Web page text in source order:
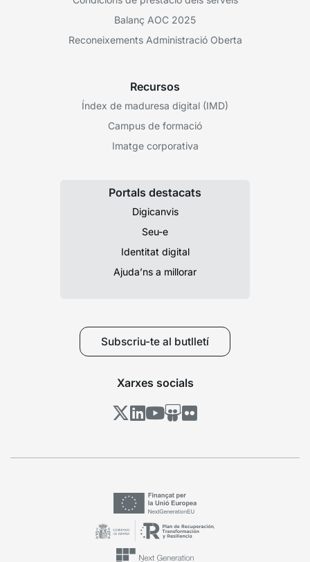
Balanç AOC 2025
Reconeixements Administració Oberta
Recursos
Índex de maduresa digital (IMD)
Campus de formació
Imatge corporativa
Portals destacats
Digicanvis
Seu-e
Identitat digital
Ajuda’ns a millorar
Subscriu-te al butlletí
Xarxes socials